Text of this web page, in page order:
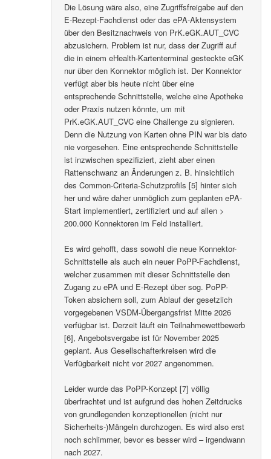
Die Lösung wäre also, eine Zugriffsfreigabe auf den
E-Rezept-Fachdienst oder das ePA-Aktensystem
über den Besitznachweis von PrK.eGK.AUT_CVC
abzusichern. Problem ist nur, dass der Zugriff auf
die in einem eHealth-Kartenterminal gesteckte eGK
nur über den Konnektor möglich ist. Der Konnektor
verfügt aber bis heute nicht über eine
entsprechende Schnittstelle, welche eine Apotheke
oder Praxis nutzen könnte, um mit
PrK.eGK.AUT_CVC eine Challenge zu signieren.
Denn die Nutzung von Karten ohne PIN war bis dato
nie vorgesehen. Eine entsprechende Schnittstelle
ist inzwischen spezifiziert, zieht aber einen
Rattenschwanz an Änderungen z. B. hinsichtlich
des Common-Criteria-Schutzprofils [5] hinter sich
her und wäre daher unmöglich zum geplanten ePA-
Start implementiert, zertifiziert und auf allen >
200.000 Konnektoren im Feld installiert.
Es wird gehofft, dass sowohl die neue Konnektor-
Schnittstelle als auch ein neuer PoPP-Fachdienst,
welcher zusammen mit dieser Schnittstelle den
Zugang zu ePA und E-Rezept über sog. PoPP-
Token absichern soll, zum Ablauf der gesetzlich
vorgegebenen VSDM-Übergangsfrist Mitte 2026
verfügbar ist. Derzeit läuft ein Teilnahmewettbewerb
[6], Angebotsvergabe ist für November 2025
geplant. Aus Gesellschafterkreisen wird die
Verfügbarkeit nicht vor 2027 angenommen.
Leider wurde das PoPP-Konzept [7] völlig
überfrachtet und ist aufgrund des hohen Zeitdrucks
von grundlegenden konzeptionellen (nicht nur
Sicherheits-)Mängeln durchzogen. Es wird also erst
noch schlimmer, bevor es besser wird – irgendwann
nach 2027.